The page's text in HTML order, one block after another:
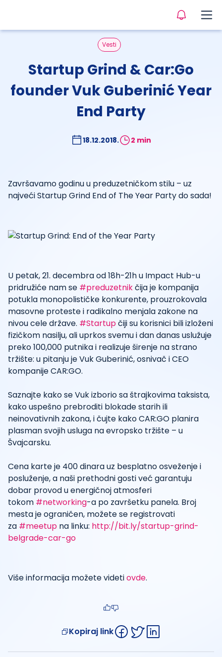
Vesti
Startup Grind & Car:Go
founder Vuk Guberinić Year
End Party
18.12.2018. 2 min
Završavamo godinu u preduzetničkom stilu – uz
najveći Startup Grind End of The Year Party do sada!
U petak, 21. decembra od 18h-21h u Impact Hub-u
pridružiće nam se #preduzetnikčija je kompanija
potukla monopolističke konkurente, prouzrokovala
masovne proteste i radikalno menjala zakone na
nivou cele države. #Startupčiji su korisnici bili izloženi
fizičkom nasilju, ali uprkos svemu i dan danas uslužuje
preko 100,000 putnika i realizuje širenje na strano
tržište: u pitanju je Vuk Guberinić, osnivač i CEO
kompanije CAR:GO.
Saznajte kako se Vuk izborio sa štrajkovima taksista,
kako uspešno prebroditi blokade starih ili
neinovativnih zakona, i čujte kako CAR:GO planira
plasman svojih usluga na evropsko tržište – u
Švajcarsku.
Cena karte je 400 dinara uz besplatno osveženje i
posluženje, a naši prethodni gosti već garantuju
dobar provod u energičnoj atmosferi
tokom #networking-a po završetku panela. Broj
mesta je ograničen, možete se registrovati
za #meetup na linku: http://bit.ly/startup-grind-
belgrade-car-go
Više informacija možete videtiovde.
Kopiraj link